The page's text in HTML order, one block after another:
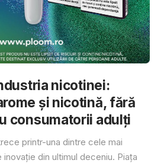
nicotinei:
și nicotină, fără
consumatorii adulți
printr-una dintre cele mai
din ultimul deceniu. Piața